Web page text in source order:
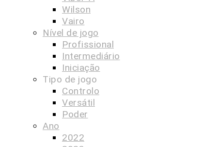
Wilson
Vairo
Nível de jogo
Profissional
Intermediário
Iniciação
Tipo de jogo
Controlo
Versátil
Poder
Ano
2022